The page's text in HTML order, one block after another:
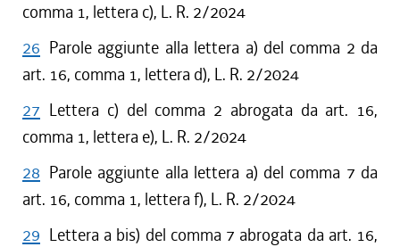
comma 1, lettera c), L. R. 2/2024
26 Parole aggiunte alla lettera a) del comma 2 da
art. 16, comma 1, lettera d), L. R. 2/2024
27 Lettera c) del comma 2 abrogata da art. 16,
comma 1, lettera e), L. R. 2/2024
28 Parole aggiunte alla lettera a) del comma 7 da
art. 16, comma 1, lettera f), L. R. 2/2024
29 Lettera a bis) del comma 7 abrogata da art. 16,